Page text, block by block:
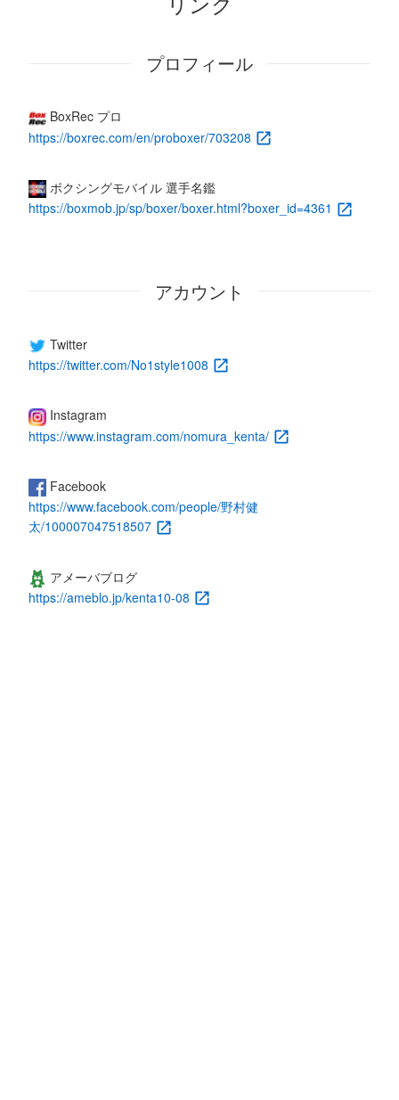
プロフィール
BoxRec プロ
https://boxrec.com/en/proboxer/703208
ボクシングモバイル 選手名鑑
https://boxmob.jp/sp/boxer/boxer.html?boxer_id=4361
アカウント
Twitter
https://twitter.com/No1style1008
Instagram
https://www.instagram.com/nomura_kenta/
Facebook
https://www.facebook.com/people/野村健
太/100007047518507
アメーバブログ
https://ameblo.jp/kenta10-08